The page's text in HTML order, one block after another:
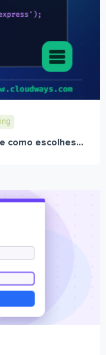
como escolhes...